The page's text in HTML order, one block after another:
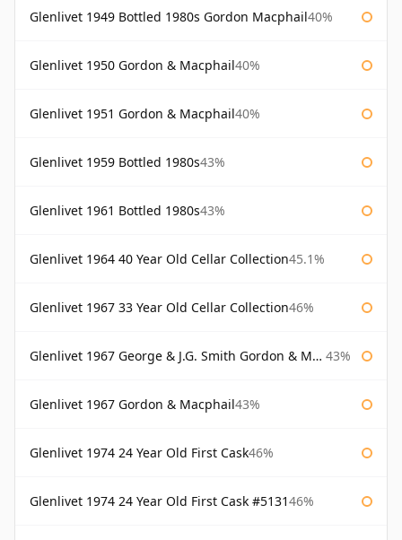
Glenlivet 1949 Bottled 1980s Gordon Macphail40%
Glenlivet 1950 Gordon & Macphail40%
Glenlivet 1951 Gordon & Macphail40%
Glenlivet 1959 Bottled 1980s43%
Glenlivet 1961 Bottled 1980s43%
Glenlivet 1964 40 Year Old Cellar Collection45.1%
Glenlivet 1967 33 Year Old Cellar Collection46%
Glenlivet 1967 George & J.G. Smith Gordon & Macphail 43%
Glenlivet 1967 Gordon & Macphail43%
Glenlivet 1974 24 Year Old First Cask46%
Glenlivet 1974 24 Year Old First Cask #513146%